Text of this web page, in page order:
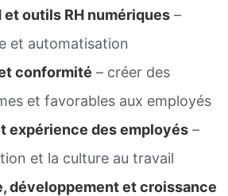
et outils RH numériques –
et automatisation
conformité – créer des
et favorables aux employés
expérience des employés –
et la culture au travail
développement et croissance